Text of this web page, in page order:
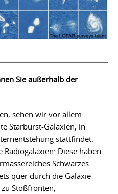
Sie außerhalb der
sehen wir vor allem
Starburst-Galaxien, in
stattfindet.
Radiogalaxien: Diese haben
Schwarzes
quer durch die Galaxie
Stoßfronten,